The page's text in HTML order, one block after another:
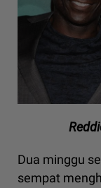
Dua minggu
sempat